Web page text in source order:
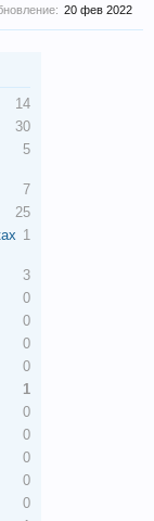
14
30
5
7
25
1
3
0
0
0
0
1
0
0
0
0
0
20 фев 2022